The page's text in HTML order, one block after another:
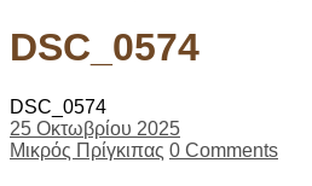
DSC_0574
DSC_0574
25 Οκτωβρίου 2025
Μικρός Πρίγκιπας 0 Comments